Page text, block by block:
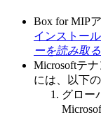
Box for MIP
インストール
ーを読み取る
Microsoftテ
には、以下
グロー